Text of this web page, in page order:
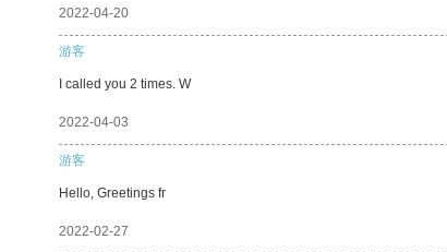
2022-04-20
游客
I called you 2 times. W
2022-04-03
游客
Hello, Greetings fr
2022-02-27